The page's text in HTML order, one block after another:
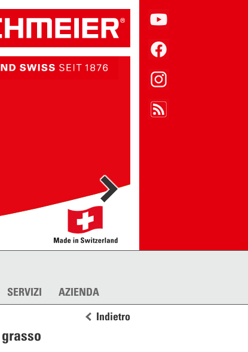
SPARGERE ALTRO
SERVIZI AZIENDA
Indietro